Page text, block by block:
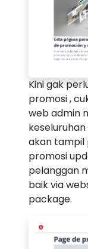
Kini gak
promosi ,
web admin
akan tampil
promosi
pelanggan
baik via
package.